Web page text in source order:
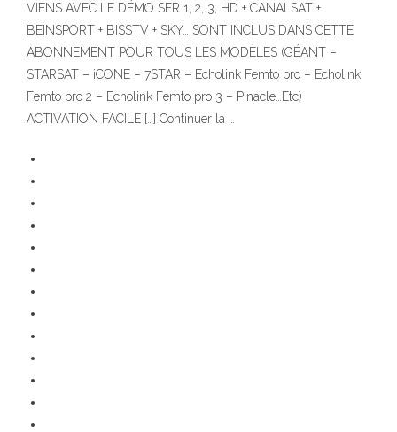
VIENS AVEC LE DÉMO SFR 1, 2, 3, HD + CANALSAT +
BEINSPORT + BISSTV + SKY… SONT INCLUS DANS CETTE
ABONNEMENT POUR TOUS LES MODÈLES (GÉANT –
STARSAT – iCONE – 7STAR – Echolink Femto pro – Echolink
Femto pro 2 – Echolink Femto pro 3 – Pinacle…Etc)
ACTIVATION FACILE […] Continuer la …